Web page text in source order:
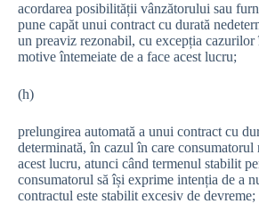
acordarea posibilității vânzătorului sau
pune capăt unui contract cu durată
un preaviz rezonabil, cu excepția cazurilor
motive întemeiate de a face acest lucru;
(h)
prelungirea automată a unui contract cu
determinată, în cazul în care consumatorul
acest lucru, atunci când termenul stabilit
consumatorul să își exprime intenția de a
contractul este stabilit excesiv de devreme;